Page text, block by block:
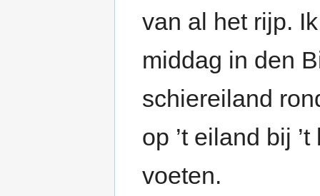
van al het rijp.
middag in den
schiereiland
op ’t eiland bij
voeten.